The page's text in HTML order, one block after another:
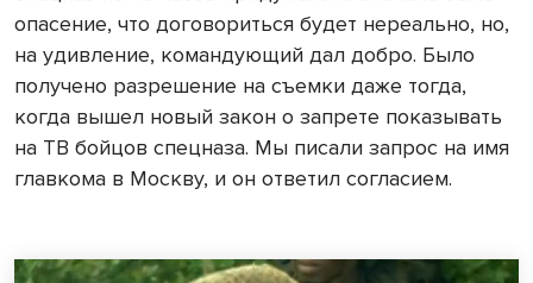
опасение, что договориться будет нереально, но,
на удивление, командующий дал добро. Было
получено разрешение на съемки даже тогда,
когда вышел новый закон о запрете показывать
на ТВ бойцов спецназа. Мы писали запрос на имя
главкома в Москву, и он ответил согласием.